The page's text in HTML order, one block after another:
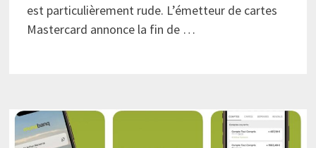
est particulièrement rude. L’émetteur de cartes
Mastercard annonce la fin de …